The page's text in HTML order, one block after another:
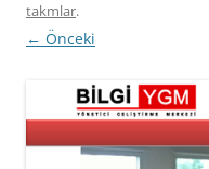
takmlar.
← Önceki